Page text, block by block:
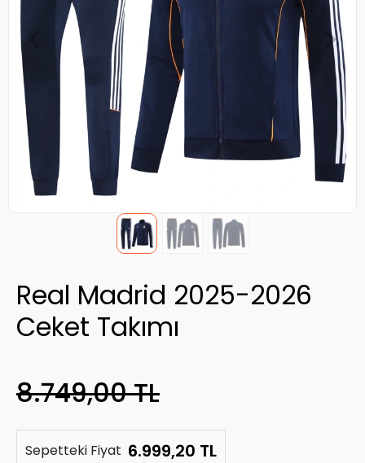
Real Madrid 2025-2026
Ceket Takımı
8.749,00 TL
Sepetteki Fiyat 6.999,20 TL